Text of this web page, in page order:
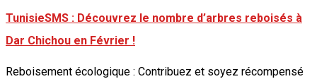
TunisieSMS : Découvrez le nombre d’arbres reboisés à
Dar Chichou en Février !
Reboisement écologique : Contribuez et soyez récompensé